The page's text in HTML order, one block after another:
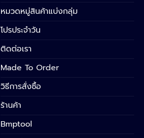
หมวดหมู่สินค้าแบ่งกลุ่ม
โปรประจำวัน
ติดต่อเรา
Made To Order
วิธีการสั่งซื้อ
ร้านค้า
Bmptool